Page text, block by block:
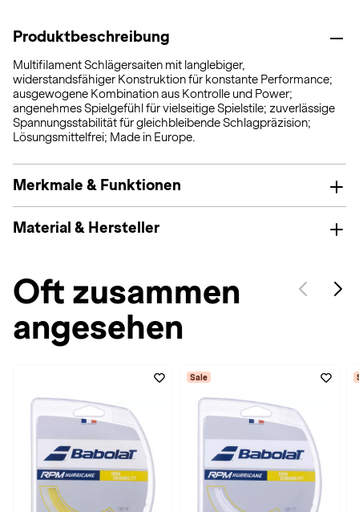
Produktbeschreibung
Multifilament Schlägersaiten mit langlebiger,
widerstandsfähiger Konstruktion für konstante Performance;
ausgewogene Kombination aus Kontrolle und Power;
angenehmes Spielgefühl für vielseitige Spielstile; zuverlässige
Spannungsstabilität für gleichbleibende Schlagpräzision;
Lösungsmittelfrei; Made in Europe.
Merkmale & Funktionen
Material & Hersteller
Oft zusammen
angesehen
Sale